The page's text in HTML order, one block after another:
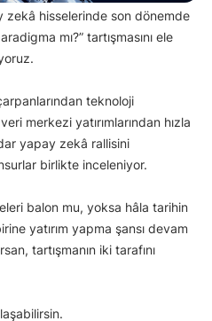
zekâ hisselerinde son dönemde
mı?” tartışmasını ele
teknoloji
merkezi yatırımlarından hızla
yapay zekâ rallisini
birlikte inceleniyor.
balon mu, yoksa hâla tarihin
yatırım yapma şansı devam
tartışmanın iki tarafını